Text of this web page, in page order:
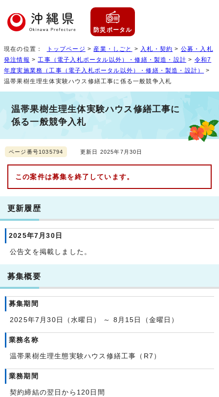
防災ポータル
現在の位置： トップページ > 産業・しごと > 入札・契約 > 公募・入札
発注情報 >工事（電子入札ポータル以外）・修繕・製造・設計 > 令和7
年度実施業務（工事（電子入札ポータル以外）・修繕・製造・設計）
>
温帯果樹生理生体実験ハウス修繕工事に係る一般競争入札
温帯果樹生理生体実験ハウス修繕工事に
係る一般競争入札
ページ番号1035794 更新日 2025年7月30日
この案件は募集を終了しています。
更新履歴
2025年7月30日
公告文を掲載しました。
募集概要
募集期間
2025年7月30日（水曜日） ～ 8月15日（金曜日）
業務名称
温帯果樹生理生態実験ハウス修繕工事（R7）
業務期間
契約締結の翌日から120日間